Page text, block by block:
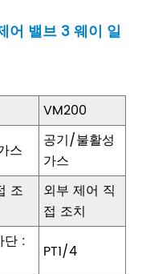
어 밸브 3 웨이 일
VM200
스
공기/불활성
가스
조
외부 제어 직
접 조치
단 :
PT1/4